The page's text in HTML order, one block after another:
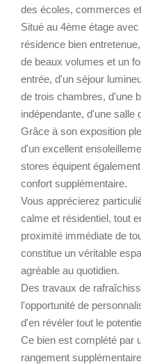
des écoles, commerces
Situé au 4ème étage
résidence bien
de beaux volumes et un
entrée, d'un séjour
de trois chambres, d'une
indépendante, d'une salle
Grâce à son exposition
d'un excellent
stores équipent
confort supplémentaire.
Vous apprécierez
calme et résidentiel, tout
proximité immédiate de
constitue un véritable
agréable au quotidien.
Des travaux de
l'opportunité de
d'en révéler tout le
Ce bien est complété par
rangement